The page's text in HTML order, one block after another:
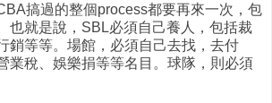
搞過的整個process都要再來一次，包
也就是說，SBL必須自己養人，包括裁
銷等等。場館，必須自己去找，去付
業稅、娛樂捐等等名目。球隊，則必須